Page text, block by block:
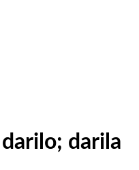
darila